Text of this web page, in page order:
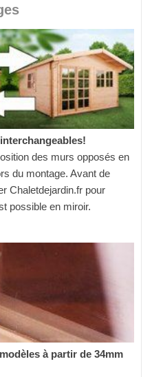
des murs opposés en
du montage. Avant de
Chaletdejardin.fr pour
possible en miroir.
à partir de 34mm